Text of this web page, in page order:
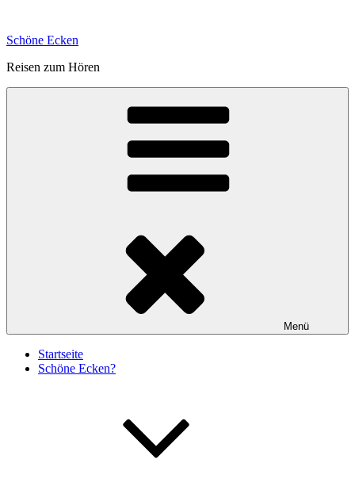
springen
Schöne Ecken
Reisen zum Hören
Menü
Startseite
Schöne Ecken?